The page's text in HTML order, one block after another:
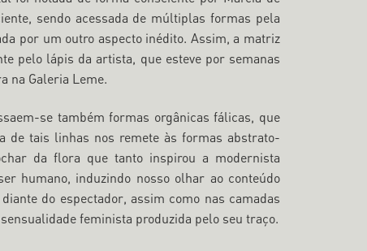
sendo acessada de múltiplas formas pela
por um outro aspecto inédito. Assim, a matriz
pelo lápis da artista, que esteve por semanas
na Galeria Leme.
se também formas orgânicas fálicas, que
de tais linhas nos remete às formas abstrato-
da flora que tanto inspirou a modernista
humano, induzindo nosso olhar ao conteúdo
do espectador, assim como nas camadas
feminista produzida pelo seu traço.